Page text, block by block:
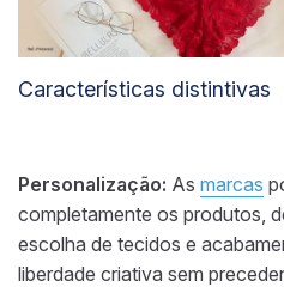
Características distintivas
Personalização: As marcas
completamente os produtos,
escolha de tecidos e
liberdade criativa sem